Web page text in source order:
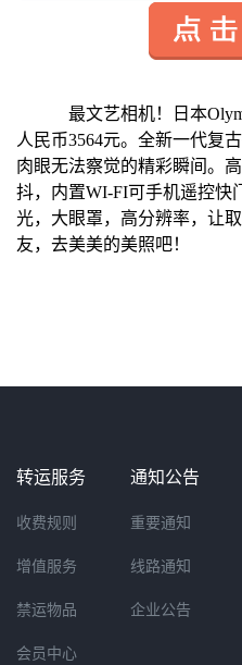
最文艺相机！日本
人民币3564元。全新一代复
肉眼无法察觉的精彩瞬间。
抖，内置WI-FI可手机遥控快
光，大眼罩，高分辨率，让
友，去美美的美照吧！
转运服务
收费规则
增值服务
禁运物品
会员中心
通知公告
重要通知
线路通知
企业公告